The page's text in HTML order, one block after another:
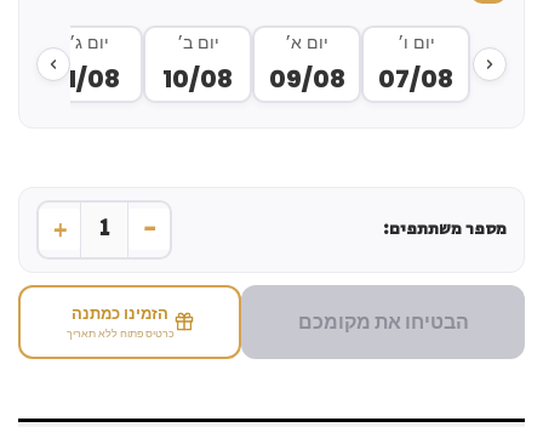
יום ו׳
07/08
יום א׳
09/08
יום ב׳
10/08
יום ג׳
11/08
מספר משתתפים: -
1
+
הבטיחו את מקומכם הזמינו כמתנה
כרטיס פתוח ללא תאריך